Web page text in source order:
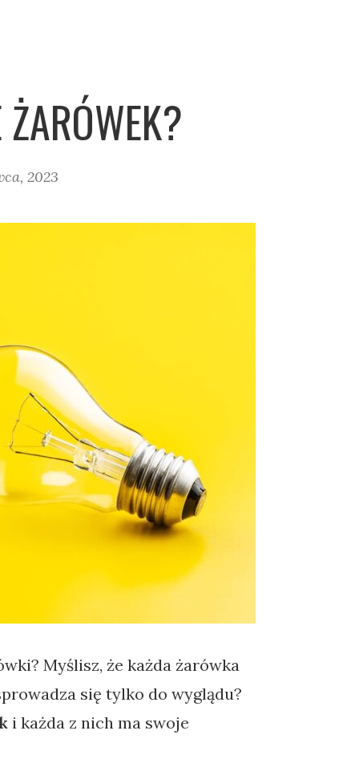
2023
Myślisz, że każda żarówka
się tylko do wyglądu?
i każda z nich ma swoje